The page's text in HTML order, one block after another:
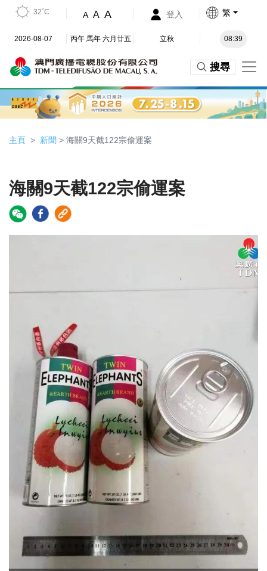
32˚C A A A 登入 繁
2026-08-07 丙午 馬年 六月廿五 立秋 08:39
搜尋
主頁 新聞 > 海關9天截122宗偷運案
海關9天截122宗偷運案